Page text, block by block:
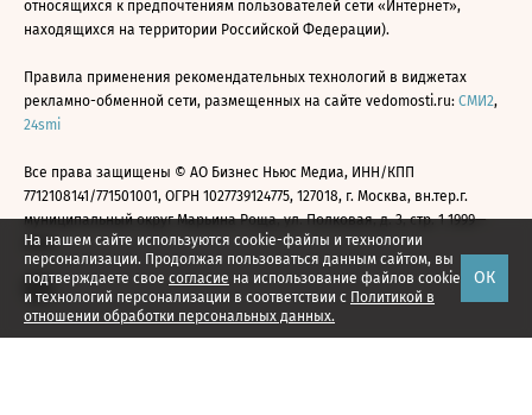
На нашем сайте используются cookie-файлы и технологии
персонализации. Продолжая пользоваться данным сайтом, вы
подтверждаете свое согласие на использование файлов cookie
и технологий персонализации в соответствии с Политикой в
отношении обработки персональных данных.
ОК
относящихся к предпочтениям пользователей сети «Интернет»,
находящихся на территории Российской Федерации).
Правила применения рекомендательных технологий в виджетах
рекламно-обменной сети, размещенных на сайте vedomosti.ru: СМИ2,
24smi
Все права защищены © АО Бизнес Ньюс Медиа, ИНН/КПП
7712108141/771501001, ОГРН 1027739124775, 127018, г. Москва, вн.тер.г.
муниципальный округ Марьина Роща, ул. Полковая, д. 3, стр. 1 1999—
2026